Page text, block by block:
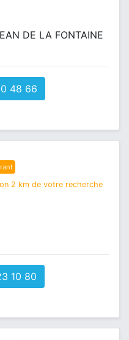
DE LA FONTAINE
48 66
2 km de votre recherche
10 80